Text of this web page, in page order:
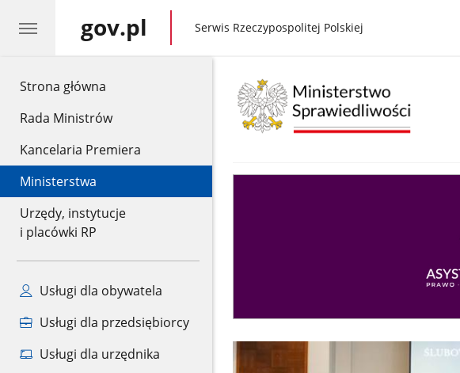
Strona główna
Rada Ministrów
Kancelaria Premiera
Ministerstwa
Urzędy, instytucje
i placówki RP
Usługi dla obywatela
Usługi dla przedsiębiorcy
Usługi dla urzędnika
gov.pl gov.pl
Serwis Rzeczypospolitej Polskiej